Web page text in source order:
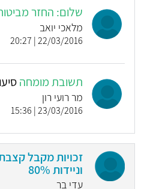
שלום: החזר
מלאכי יואב
22/03/2016 | 20:27
תשובת מומחה
מר רועי רון
23/03/2016 | 15:36
זכויות מקבל
וניידות 80%
עדי בר